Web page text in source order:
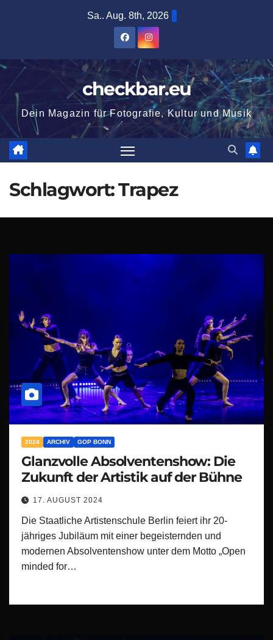
Sa.. Aug. 8th, 2026
checkbar.eu
Dein Magazin für Fotografie, Kultur und Musik
Schlagwort:Trapez
2024 ARCHIV GOP BONN
Glanzvolle Absolventenshow: Die
Zukunft der Artistik auf der Bühne
17. AUGUST 2024
Die Staatliche Artistenschule Berlin feiert ihr 20-
jähriges Jubiläum mit einer begeisternden und
modernen Absolventenshow unter dem Motto „Open
minded for…